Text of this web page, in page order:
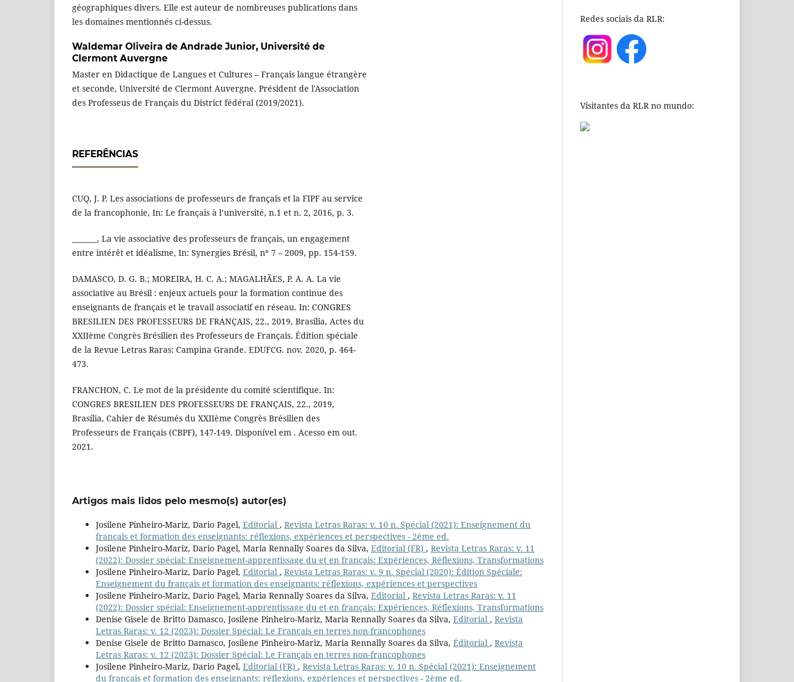
géographiques divers. Elle est auteur de nombreuses publications dans
les domaines mentionnés ci-dessus.
Waldemar Oliveira de Andrade Junior, Université de
Clermont Auvergne
Master en Didactique de Langues et Cultures – Français langue étrangère
et seconde, Université de Clermont Auvergne. Président de l'Association
des Professeus de Français du District fédéral (2019/2021).
REFERÊNCIAS
CUQ, J. P. Les associations de professeurs de français et la FIPF au service
de la francophonie, In: Le français à l’université, n.1 et n. 2, 2016, p. 3.
_______, La vie associative des professeurs de français, un engagement
entre intérêt et idéalisme, In: Synergies Brésil, nº 7 – 2009, pp. 154-159.
DAMASCO, D. G. B.; MOREIRA, H. C. A.; MAGALHÃES, P. A. A. La vie
associative au Brésil : enjeux actuels pour la formation continue des
enseignants de français et le travail associatif en réseau. In: CONGRES
BRESILIEN DES PROFESSEURS DE FRANÇAIS, 22., 2019, Brasília, Actes du
XXIIème Congrès Brésilien des Professeurs de Français. Édition spéciale
de la Revue Letras Raras: Campina Grande. EDUFCG. nov. 2020, p. 464-
473.
FRANCHON, C. Le mot de la présidente du comité scientifique. In:
CONGRES BRESILIEN DES PROFESSEURS DE FRANÇAIS, 22., 2019,
Brasília, Cahier de Résumés du XXIIème Congrès Brésilien des
Professeurs de Français (CBPF), 147-149. Disponível em . Acesso em out.
2021.
Artigos mais lidos pelo mesmo(s) autor(es)
Josilene Pinheiro-Mariz, Dario Pagel, Editorial , Revista Letras Raras: v. 10 n. Spécial (2021): Enseignement du
français et formation des enseignants: réflexions, expériences et perspectives - 2ème ed.
Josilene Pinheiro-Mariz, Dario Pagel, Maria Rennally Soares da Silva, Editorial (FR) , Revista Letras Raras: v. 11
(2022): Dossier spécial: Enseignement-apprentissage du et en français: Expériences, Réflexions, Transformations
Josilene Pinheiro-Mariz, Dario Pagel, Editorial , Revista Letras Raras: v. 9 n. Spécial (2020): Édition Spéciale:
Enseignement du français et formation des enseignants: réflexions, expériences et perspectives
Josilene Pinheiro-Mariz, Dario Pagel, Maria Rennally Soares da Silva, Editorial , Revista Letras Raras: v. 11
(2022): Dossier spécial: Enseignement-apprentissage du et en français: Expériences, Réflexions, Transformations
Denise Gisele de Britto Damasco, Josilene Pinheiro-Mariz, Maria Rennally Soares da Silva, Editorial , Revista
Letras Raras: v. 12 (2023): Dossier Spécial: Le Français en terres non-francophones
Denise Gisele de Britto Damasco, Josilene Pinheiro-Mariz, Maria Rennally Soares da Silva, Éditorial , Revista
Letras Raras: v. 12 (2023): Dossier Spécial: Le Français en terres non-francophones
Josilene Pinheiro-Mariz, Dario Pagel, Editorial (FR) , Revista Letras Raras: v. 10 n. Spécial (2021): Enseignement
du français et formation des enseignants: réflexions, expériences et perspectives - 2ème ed.
Redes sociais da RLR:
Visitantes da RLR no mundo: